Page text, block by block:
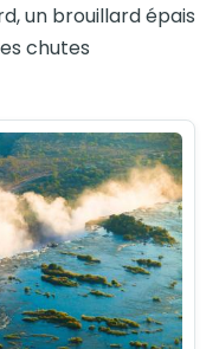
un brouillard épais
chutes